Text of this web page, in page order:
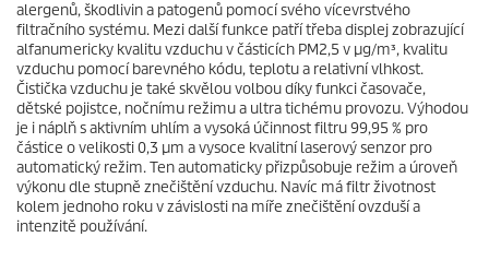
alergenů, škodlivin a patogenů pomocí svého vícevrstvého
filtračního systému. Mezi další funkce patří třeba displej zobrazující
alfanumericky kvalitu vzduchu v částicích PM2,5 v µg/m³, kvalitu
vzduchu pomocí barevného kódu, teplotu a relativní vlhkost.
Čistička vzduchu je také skvělou volbou díky funkci časovače,
dětské pojistce, nočnímu režimu a ultra tichému provozu. Výhodou
je i náplň s aktivním uhlím a vysoká účinnost filtru 99,95 % pro
částice o velikosti 0,3 µm a vysoce kvalitní laserový senzor pro
automatický režim. Ten automaticky přizpůsobuje režim a úroveň
výkonu dle stupně znečištění vzduchu. Navíc má filtr životnost
kolem jednoho roku v závislosti na míře znečištění ovzduší a
intenzitě používání.